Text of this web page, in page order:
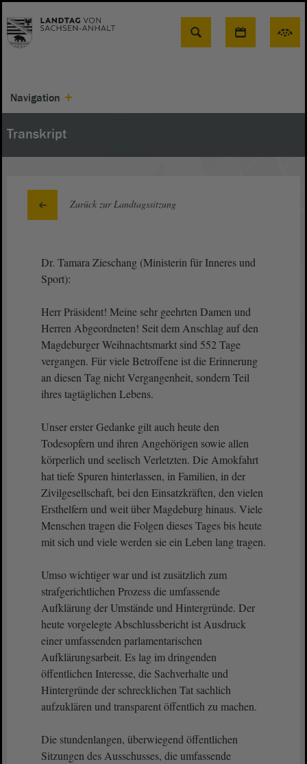
Suche
Navigation
Transkript
Zurück zur Landtagssitzung
Dr. Tamara Zieschang (Ministerin für Inneres und
Sport):
Herr Präsident! Meine sehr geehrten Damen und
Herren Abgeordneten! Seit dem Anschlag auf den
Magdeburger Weihnachtsmarkt sind 552 Tage
vergangen. Für viele Betroffene ist die Erinnerung
an diesen Tag nicht Vergangenheit, sondern Teil
ihres tagtäglichen Lebens.
Unser erster Gedanke gilt auch heute den
Todesopfern und ihren Angehörigen sowie allen
körperlich und seelisch Verletzten. Die Amokfahrt
hat tiefe Spuren hinterlassen, in Familien, in der
Zivilgesellschaft, bei den Einsatzkräften, den vielen
Ersthelfern und weit über Magdeburg hinaus. Viele
Menschen tragen die Folgen dieses Tages bis heute
mit sich und viele werden sie ein Leben lang tragen.
Umso wichtiger war und ist zusätzlich zum
strafgerichtlichen Prozess die umfassende
Aufklärung der Umstände und Hintergründe. Der
heute vorgelegte Abschlussbericht ist Ausdruck
einer umfassenden parlamentarischen
Aufklärungsarbeit. Es lag im dringenden
öffentlichen Interesse, die Sachverhalte und
Hintergründe der schrecklichen Tat sachlich
aufzuklären und transparent öffentlich zu machen.
Die stundenlangen, überwiegend öffentlichen
Sitzungen des Ausschusses, die umfassende